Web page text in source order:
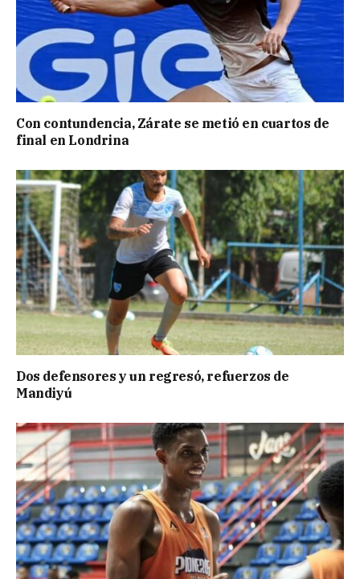
Con contundencia, Zárate se metió en cuartos de
final en Londrina
Dos defensores y un regresó, refuerzos de
Mandiyú